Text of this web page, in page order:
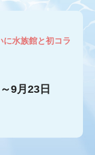
水族館と初コラ
9月23日